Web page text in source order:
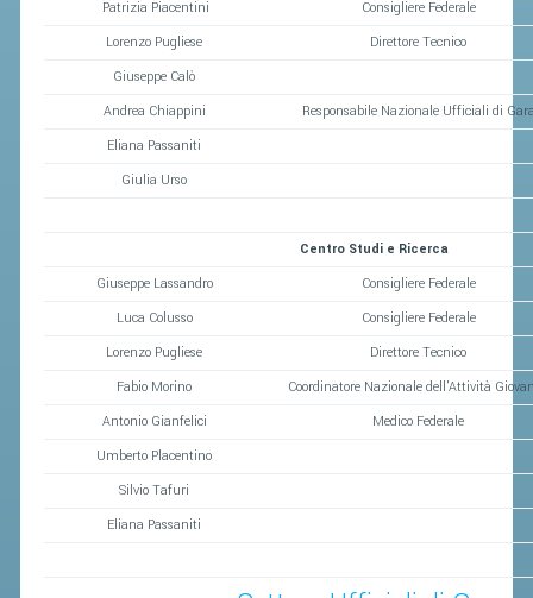
Patrizia Piacentini
Consigliere Federale
Lorenzo Pugliese
Direttore Tecnico
Giuseppe Calò
Andrea Chiappini
Responsabile Nazionale Ufficiali di
Eliana Passaniti
Giulia Urso
Centro Studi e Ricerca
Giuseppe Lassandro
Consigliere Federale
Luca Colusso
Consigliere Federale
Lorenzo Pugliese
Direttore Tecnico
Fabio Morino
Coordinatore Nazionale dell'Attività
Antonio Gianfelici
Medico Federale
Umberto Placentino
Silvio Tafuri
Eliana Passaniti